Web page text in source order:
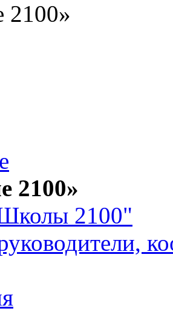
2100»
2100"